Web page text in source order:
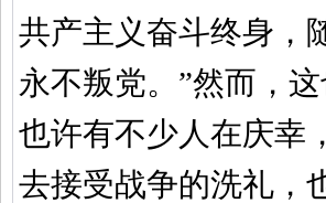
共产主义奋斗终身，
永不叛党。”然而，
也许有不少人在庆幸
去接受战争的洗礼，